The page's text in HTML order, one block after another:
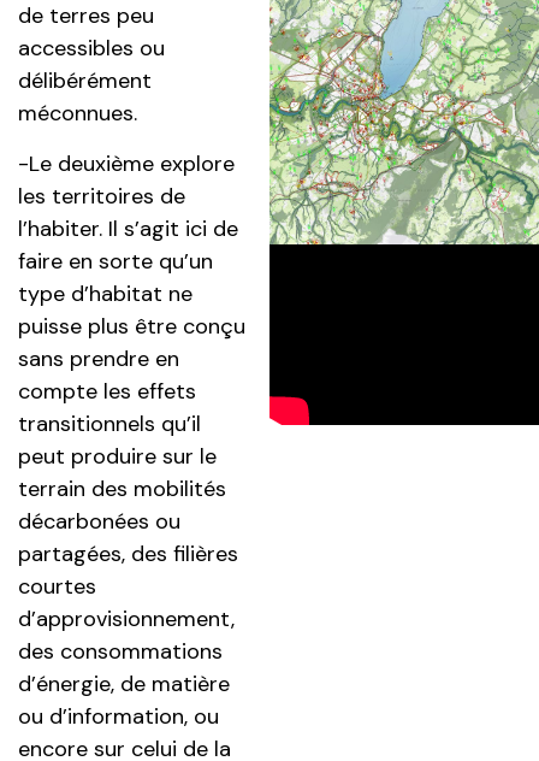
de terres peu
accessibles ou
délibérément
méconnues.
-Le deuxième explore
les territoires de
l’habiter. Il s’agit ici de
faire en sorte qu’un
type d’habitat ne
puisse plus être conçu
sans prendre en
compte les effets
transitionnels qu’il
peut produire sur le
terrain des mobilités
décarbonées ou
partagées, des filières
courtes
d’approvisionnement,
des consommations
d’énergie, de matière
ou d’information, ou
encore sur celui de la